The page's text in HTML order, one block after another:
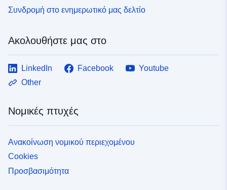
Συνδρομή στο ενημερωτικό μας δελτίο
Ακολουθήστε μας στο
LinkedIn Facebook
Youtube
Other
Νομικές πτυχές
Ανακοίνωση νομικού περιεχομένου
Cookies
Προσβασιμότητα